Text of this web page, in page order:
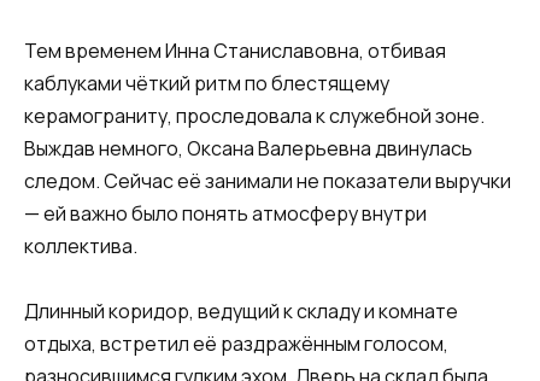
Тем временем Инна Станиславовна, отбивая
каблуками чёткий ритм по блестящему
керамограниту, проследовала к служебной зоне.
Выждав немного, Оксана Валерьевна двинулась
следом. Сейчас её занимали не показатели выручки
— ей важно было понять атмосферу внутри
коллектива.
Длинный коридор, ведущий к складу и комнате
отдыха, встретил её раздражённым голосом,